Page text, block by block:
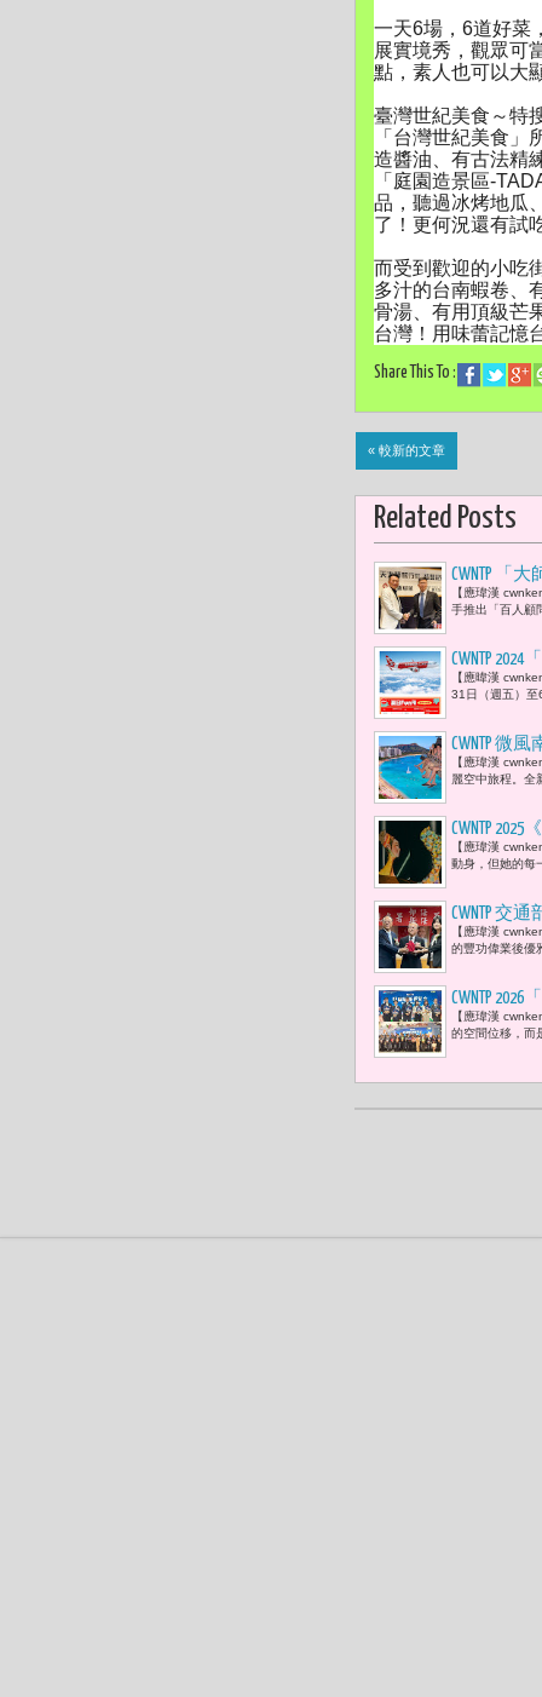
一天6場，6道好菜
展實境秀， 觀眾可
點，素人也可以大
臺灣世紀美食～特
「台灣世紀美食
造醬油、 有古法精
「庭園造景區-
品，聽過冰烤地瓜
了！ 更何況還有試
而受到歡迎的小吃
多汁的台南蝦卷、
骨湯、 有用頂級芒
台灣！用味蕾記憶
Share This To :
« 較新的文章
Related Posts
CWNTP 「
在台大
【應瑋漢
手推出「百人顧
CWNTP
【應暐漢
31日（週五）
CWNTP 微
票！任飛世
【應瑋漢
麗空中旅程。全
CWNTP
王。 」
【應瑋漢
動身，但她的每
CWNTP 交
值的傳遞
【應瑋漢
的豐功偉業後優
CWNTP
Sammy
【應瑋漢
的空間位移，而